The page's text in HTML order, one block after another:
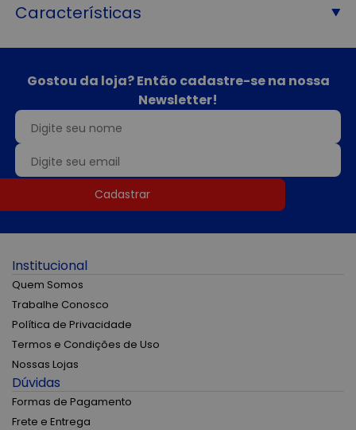
Características
Gostou da loja? Então cadastre-se na nossa
Newsletter!
Cadastrar
Institucional
Quem Somos
Trabalhe Conosco
Política de Privacidade
Termos e Condições de Uso
Nossas Lojas
Dúvidas
Formas de Pagamento
Frete e Entrega